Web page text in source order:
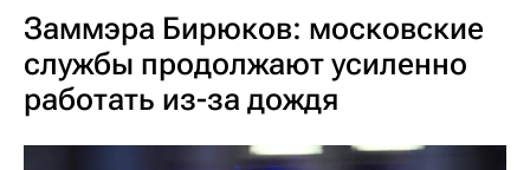
Заммэра Бирюков: московские
службы продолжают усиленно
работать из-за дождя